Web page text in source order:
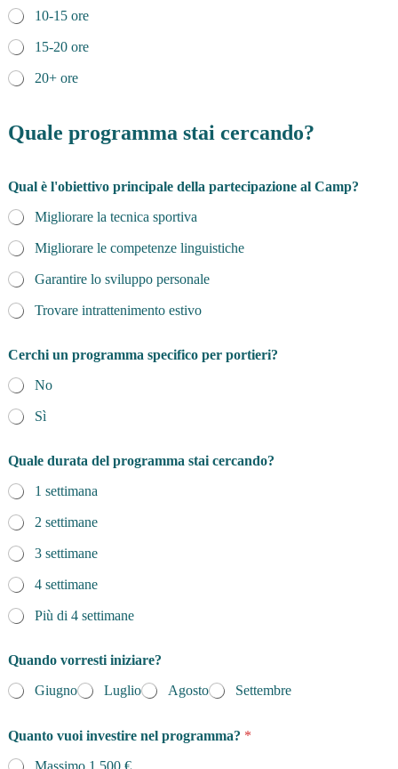
10-15 ore
15-20 ore
20+ ore
Quale programma stai cercando?
Qual è l'obiettivo principale della partecipazione al Camp?
Migliorare la tecnica sportiva
Migliorare le competenze linguistiche
Garantire lo sviluppo personale
Trovare intrattenimento estivo
Cerchi un programma specifico per portieri?
No
Sì
e
l
'
a
t
e
a
r
c
a
d
Quale durata del programma stai cercando?
1 settimana
2 settimane
3 settimane
4 settimane
Più di 4 settimane
Quando vorresti iniziare?
Giugno
Luglio Agosto Settembre
Quanto vuoi investire nel programma? *
Massimo 1.500 €